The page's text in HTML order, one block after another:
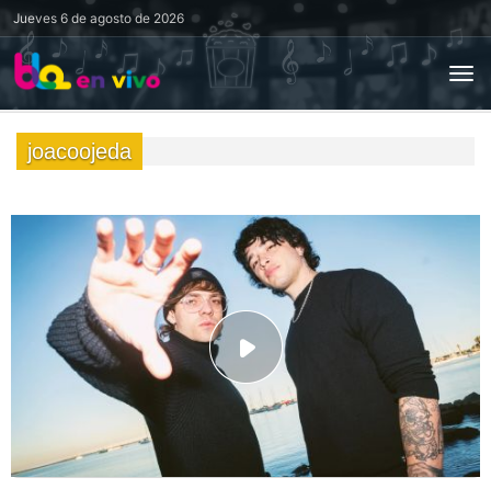
Jueves 6 de agosto de 2026
joacoojeda